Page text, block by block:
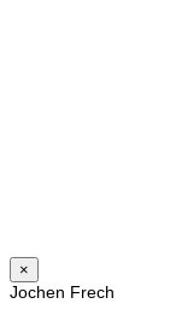
×
Jochen Frech